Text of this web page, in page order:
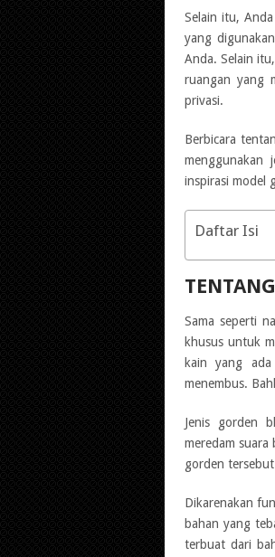
Selain itu,
yang
Anda. Selain
ruangan yang
privasi.
Berbicara
menggunakan
inspirasi model
Daftar Isi
Sama seperti
khusus untuk
kain yang
menembus.
Jenis gorden
meredam
gorden
Dikarenakan
bahan yang
terbuat dari